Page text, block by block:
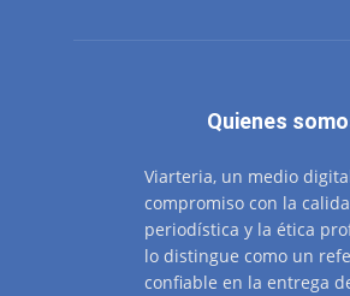
Quienes
Viarteria, un medio
compromiso con la
periodística y la ética
lo distingue como un
confiable en la entrega